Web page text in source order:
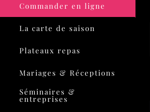
Commander en ligne
La carte de saison
Plateaux repas
Mariages & Réceptions
Séminaires &
entreprises